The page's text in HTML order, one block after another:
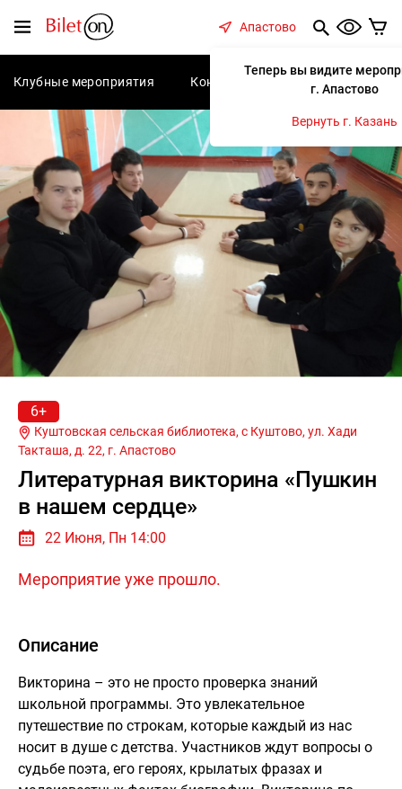
Меню
Апастово
Теперь вы видите
г. Апастово
Вернуть г. Казань
Клубные мероприятия Концерты Спектакли
6+
Такташа, д. 22, г. Апастово
Литературная викторина «Пушкин
в нашем сердце»
22 Июня, Пн 14:00
Мероприятие уже прошло.
Описание
Викторина – это не просто проверка знаний
школьной программы. Это увлекательное
путешествие по строкам, которые каждый из нас
носит в душе с детства. Участников ждут вопросы о
судьбе поэта, его героях, крылатых фразах и